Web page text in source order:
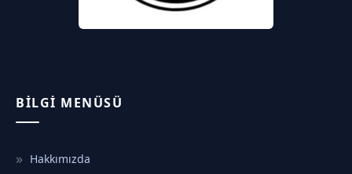
BILGI MENÜSÜ
Hakkımızda